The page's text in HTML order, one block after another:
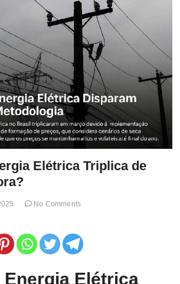
n
Elétrica Triplica de
No Comments
Energia Elétrica